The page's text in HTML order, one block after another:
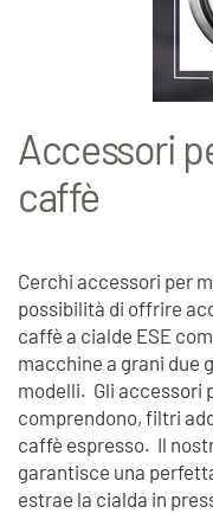
Accessori
caffè
Cerchi accessori per
possibilità di offrire
caffè a cialde ESE
macchine a grani due
modelli. Gli accessori
comprendono, filtri
caffè espresso. Il
garantisce una
estrae la cialda in